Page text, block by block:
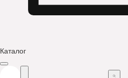
Каталог